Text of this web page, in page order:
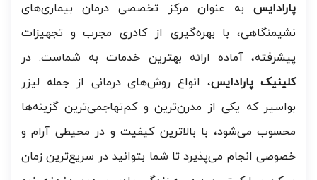
پارادایس به عنوان مرکز تخصصی درمان بیماری‌های
نشیمنگاهی، با بهره‌گیری از کادری مجرب و تجهیزات
پیشرفته، آماده ارائه بهترین خدمات به شماست. در
کلینیک پارادایس، انواع روش‌های درمانی از جمله لیزر
بواسیر که یکی از مدرن‌ترین و کم‌تهاجمی‌ترین گزینه‌ها
محسوب می‌شود، با بالاترین کیفیت و در محیطی آرام و
خصوصی انجام می‌پذیرد تا شما بتوانید در سریع‌ترین زمان